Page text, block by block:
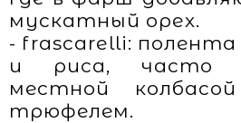
мускатный орех.
- frascarelli: полента
и риса, часто
местной
трюфелем.